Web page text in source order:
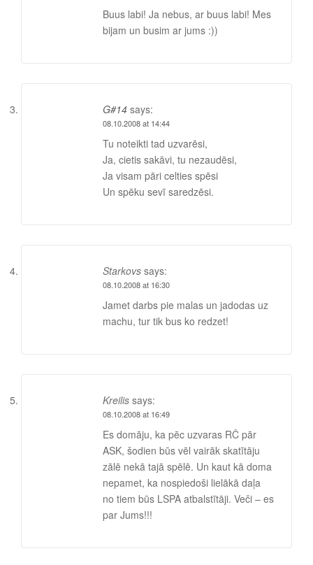
Buus labi! Ja nebus, ar buus labi! Mes
bijam un busim ar jums :))
G#14 says:
08.10.2008 at 14:44
Tu noteikti tad uzvarēsi,
Ja, cietis sakāvi, tu nezaudēsi,
Ja visam pāri celties spēsi
Un spēku sevī saredzēsi.
Starkovs says:
08.10.2008 at 16:30
Jamet darbs pie malas un jadodas uz
machu, tur tik bus ko redzet!
Kreilis says:
08.10.2008 at 16:49
Es domāju, ka pēc uzvaras RČ pār
ASK, šodien būs vēl vairāk skatītāju
zālē nekā tajā spēlē. Un kaut kā doma
nepamet, ka nospiedoši lielākā daļa
no tiem būs LSPA atbalstītāji. Veči – es
par Jums!!!